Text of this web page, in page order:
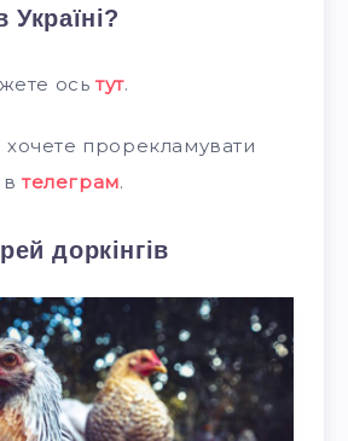
осьтут.
хочете прорекламувати
телеграм.
доркінгів